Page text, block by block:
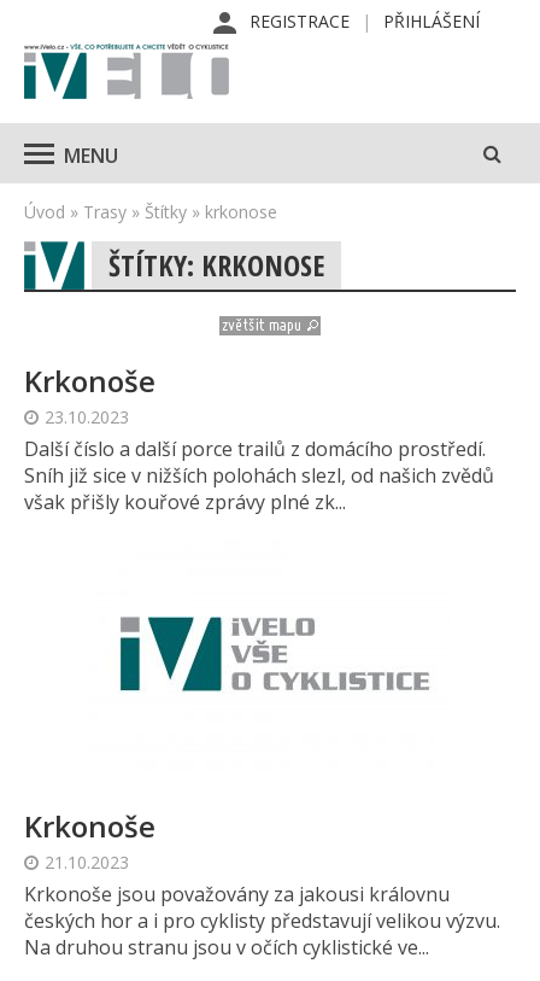
REGISTRACE PŘIHLÁŠENÍ
MENU
Úvod » Trasy » Štítky » krkonose
ŠTÍTKY: KRKONOSE
Krkonoše
23.10.2023
Další číslo a další porce trailů z domácího prostředí.
Sníh již sice v nižších polohách slezl, od našich zvědů
však přišly kouřové zprávy plné zk...
Krkonoše
21.10.2023
Krkonoše jsou považovány za jakousi královnu
českých hor a i pro cyklisty představují velikou výzvu.
Na druhou stranu jsou v očích cyklistické ve...